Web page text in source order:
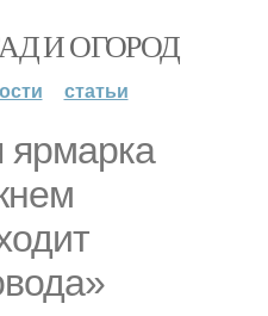
И ОГОРОД
статьи
ярмарка